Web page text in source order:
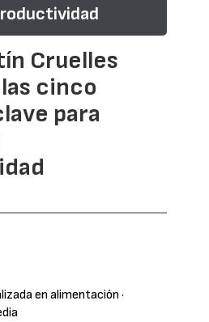
Cruelles
cinco
para
en alimentación ·